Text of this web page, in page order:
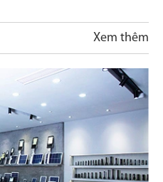
Xem thêm